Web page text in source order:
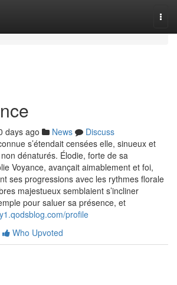
days ago News
Discuss
s’étendait censées elle, sinueux et
dénaturés. Élodie, forte de sa
Voyance, avançait aimablement et foi,
ses progressions avec les rythmes florale
majestueux semblaient s’incliner
pour saluer sa présence, et
profile
Who Upvoted